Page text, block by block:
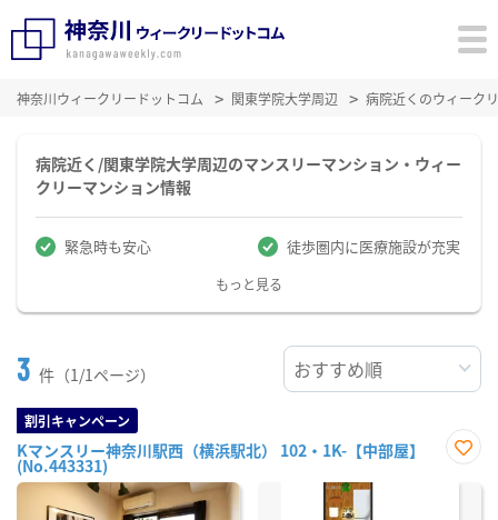
神奈川ウィークリードットコム 関東学院大学周辺 病院近くのウィーク
病院近く/関東学院大学周辺のマンスリーマンション・ウィー
クリーマンション情報
緊急時も安心 徒歩圏内に医療施設が充実
もっと見る
3 件（1/1ページ）
割引キャンペーン
Kマンスリー神奈川駅西（横浜駅北） 102・1K-【中部屋】
(No.443331)
に入